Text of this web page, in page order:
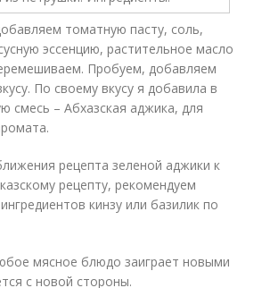
томатную пасту, соль,
эссенцию, растительное масло
Пробуем, добавляем
По своему вкусу я добавила в
смесь – Абхазская аджика, для
рецепта зеленой аджики к
рецепту, рекомендуем
кинзу или базилик по
мясное блюдо заиграет новыми
с новой стороны.